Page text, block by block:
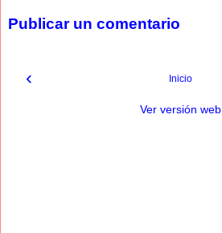
Publicar un comentario
‹ Inicio
Ver versión web